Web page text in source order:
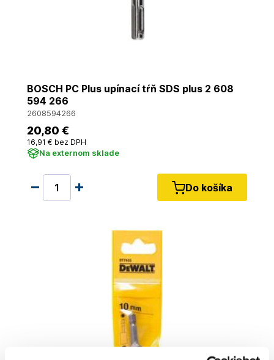
BOSCH PC Plus upínací tŕň SDS plus 2 608
594 266
2608594266
20,80 €
16,91 € bez DPH
Na externom sklade
Do košíka